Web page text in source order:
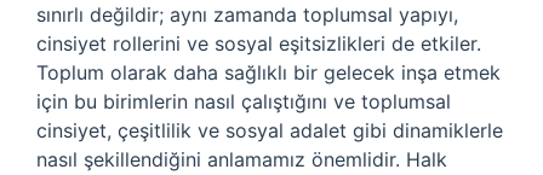
sınırlı değildir; aynı zamanda toplumsal yapıyı,
cinsiyet rollerini ve sosyal eşitsizlikleri de etkiler.
Toplum olarak daha sağlıklı bir gelecek inşa etmek
için bu birimlerin nasıl çalıştığını ve toplumsal
cinsiyet, çeşitlilik ve sosyal adalet gibi dinamiklerle
nasıl şekillendiğini anlamamız önemlidir. Halk